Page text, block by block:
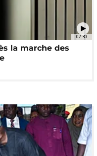
02:30
la marche des